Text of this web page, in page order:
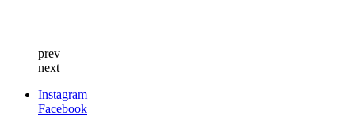
prev
next
Instagram
Facebook